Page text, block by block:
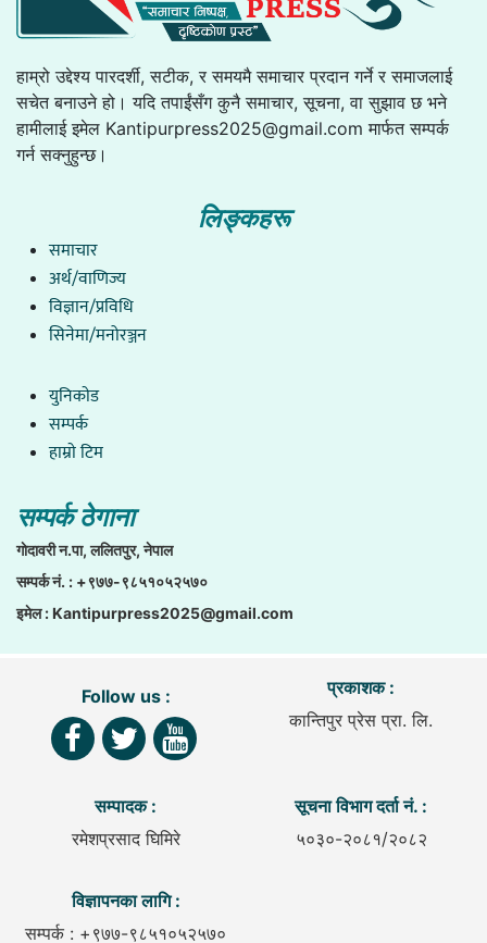
हाम्रो उद्देश्य पारदर्शी, सटीक, र समयमै समाचार प्रदान गर्ने र समाजलाई
सचेत बनाउने हो। यदि तपाईंसँग कुनै समाचार, सूचना, वा सुझाव छ भने
हामीलाई इमेल Kantipurpress2025@gmail.com मार्फत सम्पर्क
गर्न सक्नुहुन्छ।
लिङ्कहरू
समाचार
अर्थ/वाणिज्य
विज्ञान/प्रविधि
सिनेमा/मनोरञ्जन
युनिकाेड
सम्पर्क
हाम्राे टिम
सम्पर्क ठेगाना
गाेदावरी न.पा, ललितपुर, नेपाल
सम्पर्क नं. : +९७७-९८५१०५२५७०
इमेल :Kantipurpress2025@gmail.com
Follow us :
प्रकाशक :
कान्तिपुर प्रेस प्रा. लि.
सम्पादक :
रमेशप्रसाद घिमिरे
सूचना विभाग दर्ता नं. :
५०३०-२०८१/२०८२
विज्ञापनका लागि :
सम्पर्क : +९७७-९८५१०५२५७०